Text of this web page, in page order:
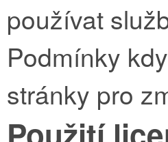
používat
Podmínky
stránky pro